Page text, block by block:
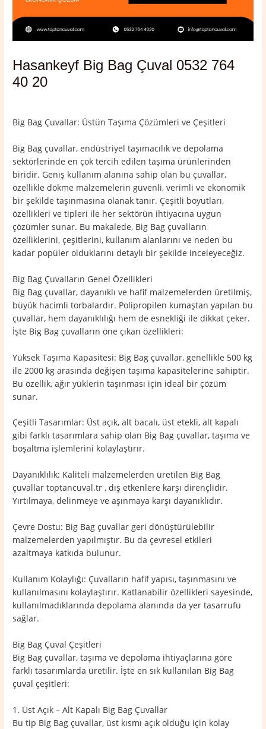
Hasankeyf Big Bag Çuval 0532 764
40 20
Big Bag Çuvallar: Üstün Taşıma Çözümleri ve Çeşitleri
Big Bag çuvallar, endüstriyel taşımacılık ve depolama
sektörlerinde en çok tercih edilen taşıma ürünlerinden
biridir. Geniş kullanım alanına sahip olan bu çuvallar,
özellikle dökme malzemelerin güvenli, verimli ve ekonomik
bir şekilde taşınmasına olanak tanır. Çeşitli boyutları,
özellikleri ve tipleri ile her sektörün ihtiyacına uygun
çözümler sunar. Bu makalede, Big Bag çuvalların
özelliklerini, çeşitlerini, kullanım alanlarını ve neden bu
kadar popüler olduklarını detaylı bir şekilde inceleyeceğiz.
Big Bag Çuvalların Genel Özellikleri
Big Bag çuvallar, dayanıklı ve hafif malzemelerden üretilmiş,
büyük hacimli torbalardır. Polipropilen kumaştan yapılan bu
çuvallar, hem dayanıklılığı hem de esnekliği ile dikkat çeker.
İşte Big Bag çuvalların öne çıkan özellikleri:
Yüksek Taşıma Kapasitesi: Big Bag çuvallar, genellikle 500 kg
ile 2000 kg arasında değişen taşıma kapasitelerine sahiptir.
Bu özellik, ağır yüklerin taşınması için ideal bir çözüm
sunar.
Çeşitli Tasarımlar: Üst açık, alt bacalı, üst etekli, alt kapalı
gibi farklı tasarımlara sahip olan Big Bag çuvallar, taşıma ve
boşaltma işlemlerini kolaylaştırır.
Dayanıklılık: Kaliteli malzemelerden üretilen Big Bag
çuvallar toptancuval.tr , dış etkenlere karşı dirençlidir.
Yırtılmaya, delinmeye ve aşınmaya karşı dayanıklıdır.
Çevre Dostu: Big Bag çuvallar geri dönüştürülebilir
malzemelerden yapılmıştır. Bu da çevresel etkileri
azaltmaya katkıda bulunur.
Kullanım Kolaylığı: Çuvalların hafif yapısı, taşınmasını ve
kullanılmasını kolaylaştırır. Katlanabilir özellikleri sayesinde,
kullanılmadıklarında depolama alanında da yer tasarrufu
sağlar.
Big Bag Çuval Çeşitleri
Big Bag çuvallar, taşıma ve depolama ihtiyaçlarına göre
farklı tasarımlarda üretilir. İşte en sık kullanılan Big Bag
çuval çeşitleri:
1. Üst Açık – Alt Kapalı Big Bag Çuvallar
Bu tip Big Bag çuvallar, üst kısmı açık olduğu için kolay